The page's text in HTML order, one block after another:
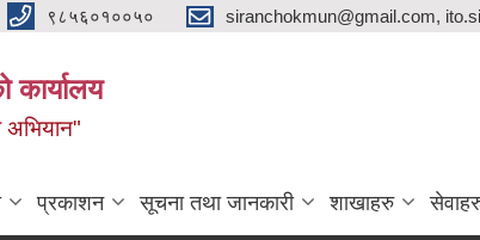
९८५६०१००५० siranchokmun@gmail.com,
कार्यालय
अभियान"
प्रकाशन सूचना तथा जानकारी शाखाहरु